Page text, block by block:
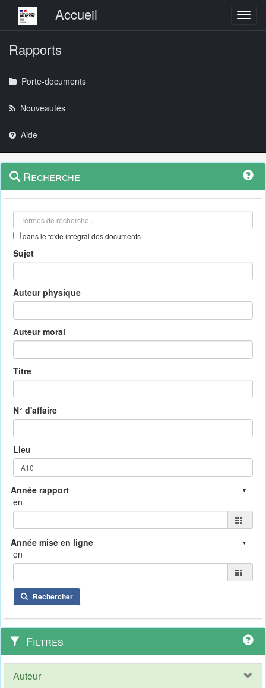
Menu principalAccueil
Rapports
Porte-documents
Nouveautés
Aide
Navigation
outils
Menu
contextuel
Recherche
dans le texte intégral des documents
Sujet
Auteur physique
Auteur moral
Titre
N° d'affaire
Lieu
en
en
Rechercher
Filtres
Auteur